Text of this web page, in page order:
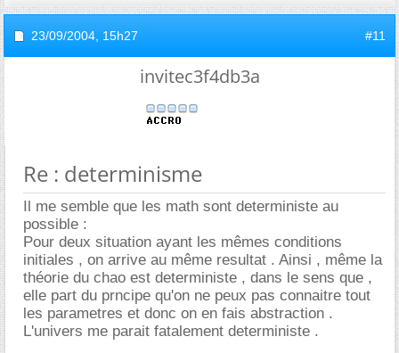
23/09/2004, 15h27 #11
invitec3f4db3a
Re : determinisme
Il me semble que les math sont deterministe au
possible :
Pour deux situation ayant les mêmes conditions
initiales , on arrive au même resultat . Ainsi , même la
théorie du chao est deterministe , dans le sens que ,
elle part du prncipe qu'on ne peux pas connaitre tout
les parametres et donc on en fais abstraction .
L'univers me parait fatalement deterministe .